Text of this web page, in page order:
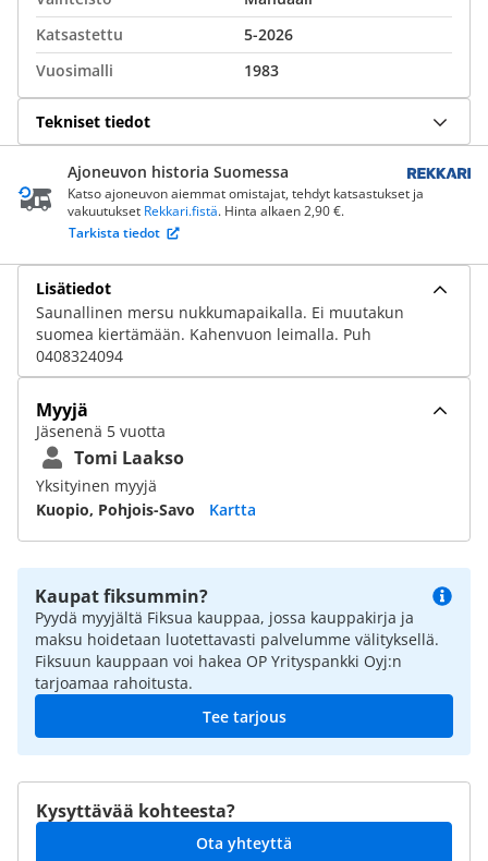
Katsastettu
5-2026
Vuosimalli
1983
Tekniset tiedot
Ajoneuvon historia Suomessa
Katso ajoneuvon aiemmat omistajat, tehdyt katsastukset ja
vakuutukset Rekkari.fistä. Hinta alkaen 2,90 €.
Tarkista tiedot
Lisätiedot
Saunallinen mersu nukkumapaikalla. Ei muutakun
suomea kiertämään. Kahenvuon leimalla. Puh
0408324094
Myyjä
Jäsenenä 5 vuotta
Tomi Laakso
Yksityinen myyjä
Kuopio, Pohjois-Savo
Kartta
Kaupat fiksummin?
Pyydä myyjältä Fiksua kauppaa, jossa kauppakirja ja
maksu hoidetaan luotettavasti palvelumme välityksellä.
Fiksuun kauppaan voi hakea OP Yrityspankki Oyj:n
tarjoamaa rahoitusta.
Tee tarjous
Kysyttävää kohteesta?
Ota yhteyttä